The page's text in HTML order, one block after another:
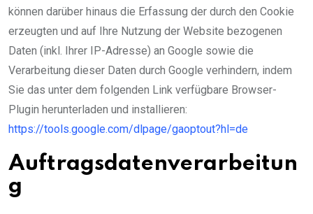
können darüber hinaus die Erfassung der durch den Cookie
erzeugten und auf Ihre Nutzung der Website bezogenen
Daten (inkl. Ihrer IP-Adresse) an Google sowie die
Verarbeitung dieser Daten durch Google verhindern, indem
Sie das unter dem folgenden Link verfügbare Browser-
Plugin herunterladen und installieren:
https://tools.google.com/dlpage/gaoptout?hl=de
Auftragsdatenverarbeitun
g